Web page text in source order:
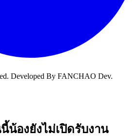
Developed By FANCHAO Dev.
น้องยังไม่เปิดรับงาน